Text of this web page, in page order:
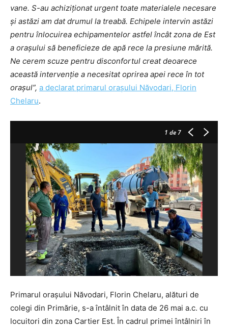
vane. S-au achiziționat urgent toate materialele necesare
și astăzi am dat drumul la treabă. Echipele intervin astăzi
pentru înlocuirea echipamentelor astfel încât zona de Est
a orașului să beneficieze de apă rece la presiune mărită.
Ne cerem scuze pentru disconfortul creat deoarece
această intervenție a necesitat oprirea apei rece în tot
orașul”, a declarat primarul orașului Năvodari, Florin
Chelaru.
1 de 7
Primarul orașului Năvodari, Florin Chelaru, alături de
colegi din Primărie, s-a întâlnit în data de 26 mai a.c. cu
locuitori din zona Cartier Est. În cadrul primei întâlniri în